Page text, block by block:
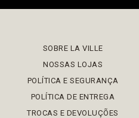
SOBRE LA VILLE
NOSSAS LOJAS
POLÍTICA E SEGURANÇA
POLÍTICA DE ENTREGA
TROCAS E DEVOLUÇÕES